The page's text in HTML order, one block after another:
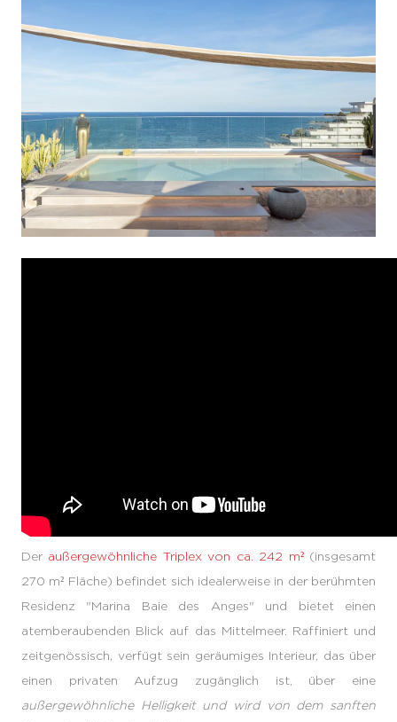
Der außergewöhnliche Triplex von ca. 242 m²(insgesamt
270 m² Fläche) befindet sich idealerweise in der berühmten
Residenz "Marina Baie des Anges" und bietet einen
atemberaubenden Blick auf das Mittelmeer. Raffiniert und
zeitgenössisch, verfügt sein geräumiges Interieur, das über
einen privaten Aufzug zugänglich ist, über eine
außergewöhnliche Helligkeit und wird von dem sanften